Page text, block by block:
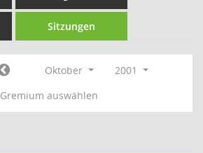
Sitzungen
Oktober
2001
Gremium auswählen